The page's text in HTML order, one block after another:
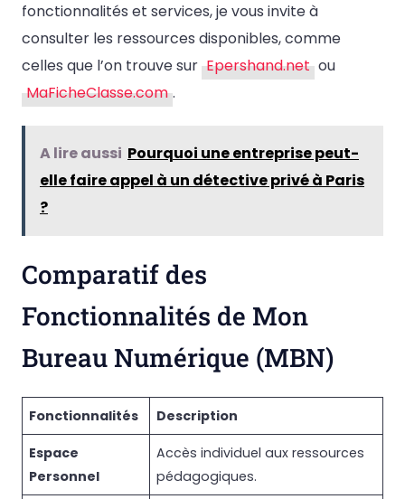
fonctionnalités et services, je vous invite à
consulter les ressources disponibles, comme
celles que l’on trouve sur Epershand.net ou
MaFicheClasse.com .
A lire aussi Pourquoi une entreprise peut-
elle faire appel à un détective privé à Paris
?
Comparatif des
Fonctionnalités de Mon
Bureau Numérique (MBN)
Fonctionnalités Description
Espace
Personnel
Accès individuel aux ressources
pédagogiques.